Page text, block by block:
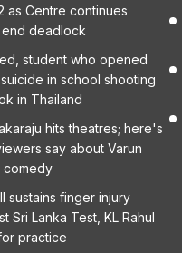
as Centre continues
deadlock
student who opened
in school shooting
in Thailand
hits theatres; here's
say about Varun
comedy
sustains finger injury
Sri Lanka Test, KL Rahul
practice